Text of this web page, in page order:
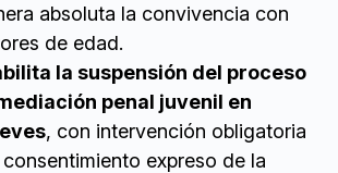
absoluta la convivencia con
de edad.
la suspensión del proceso
penal juvenil en
, con intervención obligatoria
expreso de la